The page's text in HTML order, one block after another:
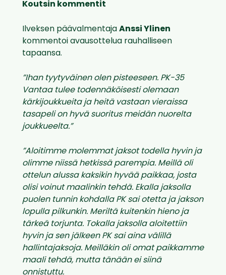
Koutsin kommentit
Ilveksen päävalmentaja Anssi Ylinen
kommentoi avausottelua rauhalliseen
tapaansa.
”Ihan tyytyväinen olen pisteeseen. PK-35
Vantaa tulee todennäköisesti olemaan
kärkijoukkueita ja heitä vastaan vieraissa
tasapeli on hyvä suoritus meidän nuorelta
joukkueelta.”
”Aloitimme molemmat jaksot todella hyvin ja
olimme niissä hetkissä parempia. Meillä oli
ottelun alussa kaksikin hyvää paikkaa, josta
olisi voinut maalinkin tehdä. Ekalla jaksolla
puolen tunnin kohdalla PK sai otetta ja jakson
lopulla pilkunkin. Meriltä kuitenkin hieno ja
tärkeä torjunta. Tokalla jaksolla aloitettiin
hyvin ja sen jälkeen PK sai aina välillä
hallintajaksoja. Meilläkin oli omat paikkamme
maali tehdä, mutta tänään ei siinä
onnistuttu.